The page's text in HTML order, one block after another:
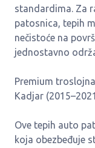
standardima. Za
patosnica, tepih
nečistoće na
jednostavno
Premium
Kadjar
Ove tepih auto
koja obezbeđuje